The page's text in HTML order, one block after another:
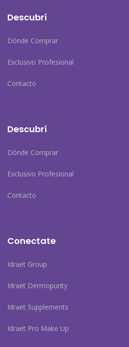
Descubrí
Dónde Comprar
Exclusivo Profesional
Contacto
Descubrí
Dónde Comprar
Exclusivo Profesional
Contacto
Conectate
Idraet Group
Idraet Dermopurity
Idraet Supplements
Idraet Pro Make Up